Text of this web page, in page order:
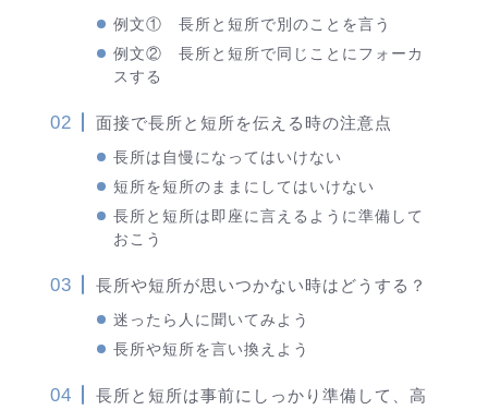
例文① 長所と短所で別のことを言う
例文② 長所と短所で同じことにフォーカ
スする
面接で長所と短所を伝える時の注意点
長所は自慢になってはいけない
短所を短所のままにしてはいけない
長所と短所は即座に言えるように準備して
おこう
長所や短所が思いつかない時はどうする？
迷ったら人に聞いてみよう
長所や短所を言い換えよう
長所と短所は事前にしっかり準備して、高